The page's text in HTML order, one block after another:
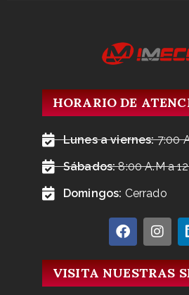
HORARIO DE
Lunes a viernes:7:00
Sábados:8:00 A.M a
Domingos: Cerrado
VISITA NUESTRAS